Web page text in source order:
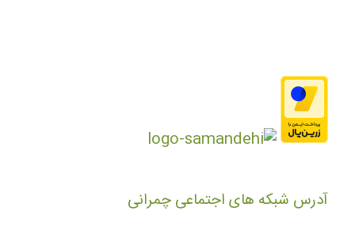
آدرس شبکه های اجتماعی چمرانی